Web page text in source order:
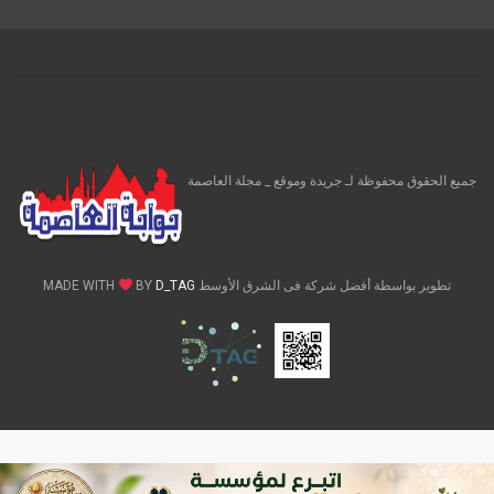
جميع الحقوق محفوظة لـ جريدة وموقع _ مجلة العاصمة
تطوير بواسطة أفضل شركة فى الشرق الأوسط MADE WITH BY D_TAG